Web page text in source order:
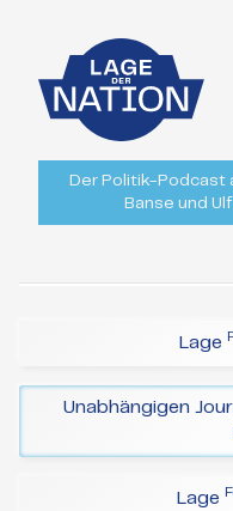
Der Politik-Podcast
Banse und
Lage
Unabhängigen
Lage